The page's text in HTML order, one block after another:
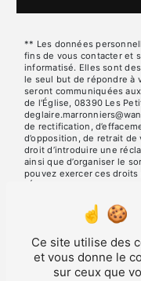
** Les données
fins de vous contacter et
informatisé. Elles sont
le seul but de répondre à
seront communiquées
de l'Église, 08390 Les
de rectification,
d’opposition, de retrait
droit d’introduire une
ainsi que d’organiser le
pouvez exercer ces droits
l'Église, 08390 Les
l'adresse
pourra vous être
la période de prise de
légale aux fins
le droit de vous inscrire
téléphonique, disponible
le site cnil.fr pour plus
Ce site utilise des
et vous donne le
sur ceux que